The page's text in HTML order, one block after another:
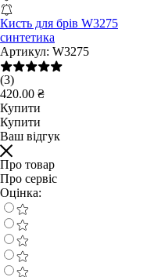
Кисть для брів W3275
синтетика
Артикул: W3275
(3)
420.00 ₴
Купити
Купити
Ваш відгук
Про товар
Про сервіс
Оцінка: